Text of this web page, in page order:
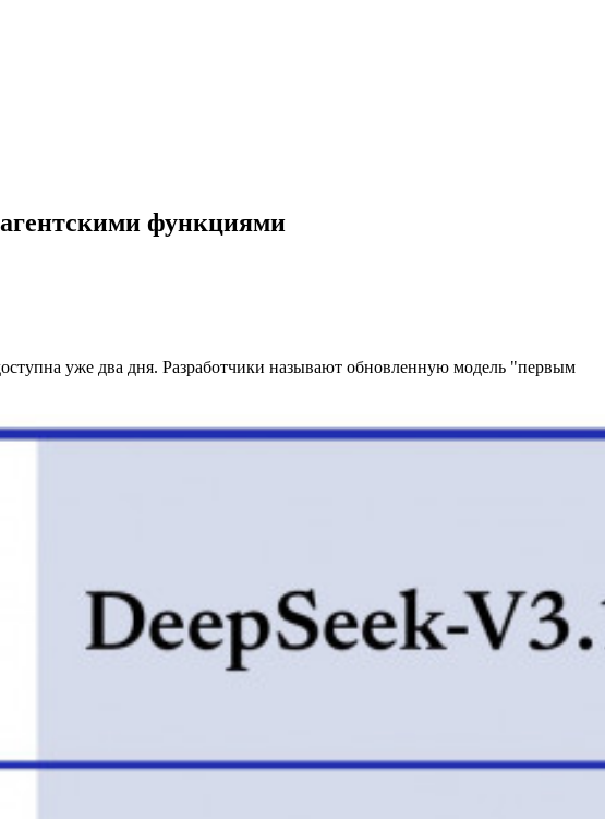
функциями
уже два дня. Разработчики называют обновленную модель "первым